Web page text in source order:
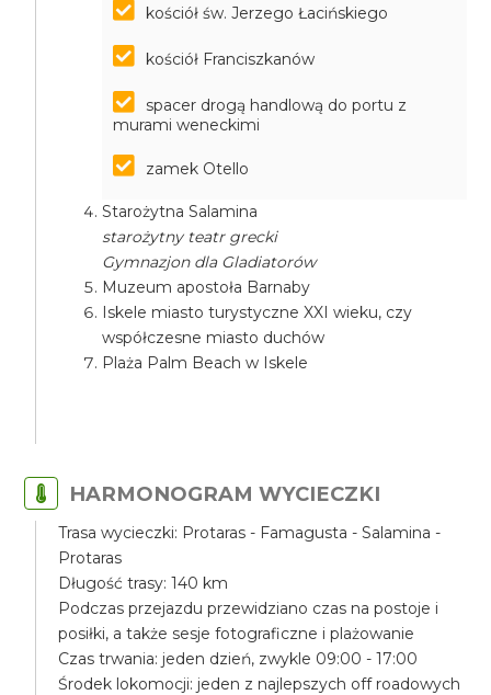
kościół św. Jerzego Łacińskiego
kościół Franciszkanów
spacer drogą handlową do portu z
murami weneckimi
zamek Otello
Starożytna Salamina
starożytny teatr grecki
Gymnazjon dla Gladiatorów
Muzeum apostoła Barnaby
Iskele miasto turystyczne XXI wieku, czy
współczesne miasto duchów
Plaża Palm Beach w Iskele
HARMONOGRAM WYCIECZKI
Trasa wycieczki: Protaras - Famagusta - Salamina -
Protaras
Długość trasy: 140 km
Podczas przejazdu przewidziano czas na postoje i
posiłki, a także sesje fotograficzne i plażowanie
Czas trwania: jeden dzień, zwykle 09:00 - 17:00
Środek lokomocji: jeden z najlepszych off roadowych